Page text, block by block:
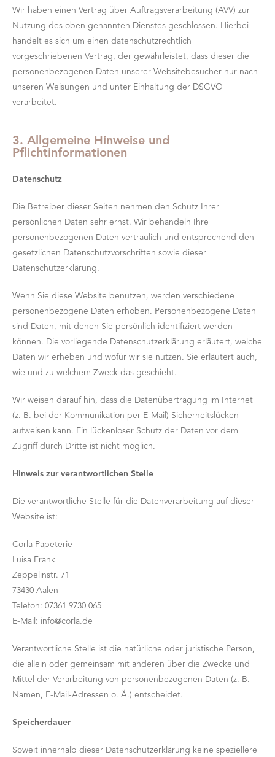
Wir haben einen Vertrag über Auftragsverarbeitung (AVV) zur
Nutzung des oben genannten Dienstes geschlossen. Hierbei
handelt es sich um einen datenschutzrechtlich
vorgeschriebenen Vertrag, der gewährleistet, dass dieser die
personenbezogenen Daten unserer Websitebesucher nur nach
unseren Weisungen und unter Einhaltung der DSGVO
verarbeitet.
3. Allgemeine Hinweise und
Pflichtinformationen
Datenschutz
Die Betreiber dieser Seiten nehmen den Schutz Ihrer
persönlichen Daten sehr ernst. Wir behandeln Ihre
personenbezogenen Daten vertraulich und entsprechend den
gesetzlichen Datenschutzvorschriften sowie dieser
Datenschutzerklärung.
Wenn Sie diese Website benutzen, werden verschiedene
personenbezogene Daten erhoben. Personenbezogene Daten
sind Daten, mit denen Sie persönlich identifiziert werden
können. Die vorliegende Datenschutzerklärung erläutert, welche
Daten wir erheben und wofür wir sie nutzen. Sie erläutert auch,
wie und zu welchem Zweck das geschieht.
Wir weisen darauf hin, dass die Datenübertragung im Internet
(z. B. bei der Kommunikation per E-Mail) Sicherheitslücken
aufweisen kann. Ein lückenloser Schutz der Daten vor dem
Zugriff durch Dritte ist nicht möglich.
Hinweis zur verantwortlichen Stelle
Die verantwortliche Stelle für die Datenverarbeitung auf dieser
Website ist:
Corla Papeterie
Luisa Frank
Zeppelinstr. 71
73430 Aalen
Telefon: 07361 9730 065
E-Mail: info@corla.de
Verantwortliche Stelle ist die natürliche oder juristische Person,
die allein oder gemeinsam mit anderen über die Zwecke und
Mittel der Verarbeitung von personenbezogenen Daten (z. B.
Namen, E-Mail-Adressen o. Ä.) entscheidet.
Speicherdauer
Soweit innerhalb dieser Datenschutzerklärung keine speziellere